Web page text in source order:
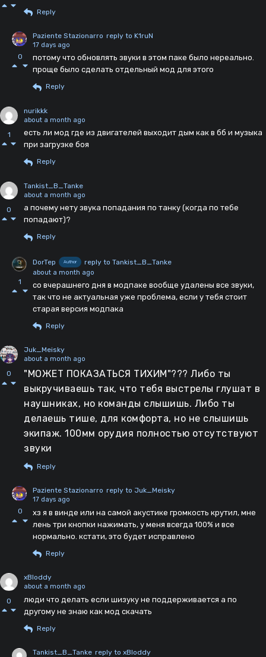
Reply
0
Paziente Stazionarro reply to K1ruN
17 days ago
потому что обновлять звуки в этом паке было нереально.
проще было сделать отдельный мод для этого
Reply
1
nurikkk
about a month ago
есть ли мод где из двигателей выходит дым как в бб и музыка
при загрузке боя
Reply
0
Tankist_B_Tanke
about a month ago
а почему нету звука попадания по танку (когда по тебе
попадают)?
Reply
1
DorTep Author reply to Tankist_B_Tanke
about a month ago
со вчерашнего дня в модпаке вообще удалены все звуки,
так что не актуальная уже проблема, если у тебя стоит
старая версия модпака
Reply
0
Juk_Meisky
about a month ago
"МОЖЕТ ПОКАЗАТЬСЯ ТИХИМ"??? Либо ты
выкручиваешь так, что тебя выстрелы глушат в
наушниках, но команды слышишь. Либо ты
делаешь тише, для комфорта, но не слышишь
экипаж. 100мм орудия полностью отсутствуют
звуки
Reply
0
Paziente Stazionarro reply to Juk_Meisky
17 days ago
хз я в винде или на самой акустике громкость крутил, мне
лень три кнопки нажимать, у меня всегда 100% и все
нормально. кстати, это будет исправлено
Reply
0
xBloddy
about a month ago
люди что делать если шизуку не поддерживается а по
другому не знаю как мод скачать
Reply
Tankist_B_Tanke reply to xBloddy